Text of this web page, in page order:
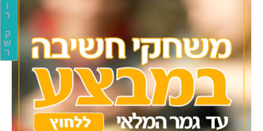
ו
ר
ק
ש
ר